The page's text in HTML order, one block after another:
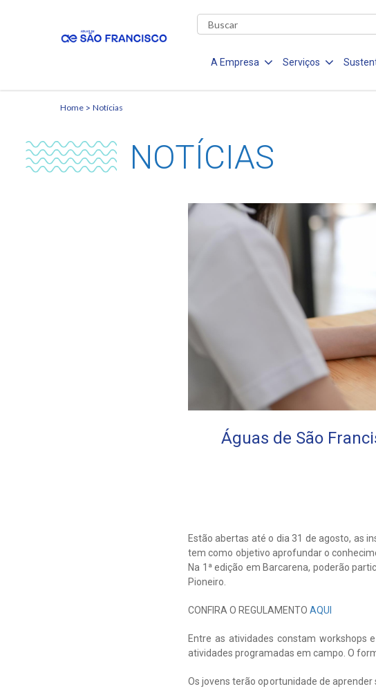
A Empresa Serviços
Home Notícias
NOTÍCIAS
Águas de São
Estão abertas até o dia 31 de agosto, as
tem como objetivo aprofundar o
Na 1ª edição em Barcarena, poderão
Pioneiro.
CONFIRA O REGULAMENTO AQUI
Entre as atividades constam workshops
atividades programadas em campo. O
Os jovens terão oportunidade de